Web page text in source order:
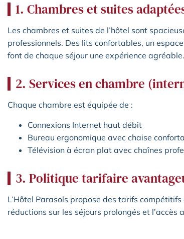
1. Chambres et suites
Les chambres et suites de l’hôtel sont
professionnels. Des lits confortables, un
font de chaque séjour une expérience agréable.
2. Services en chambre
Chaque chambre est équipée de :
Connexions Internet haut débit
Bureau ergonomique avec chaise
Télévision à écran plat avec chaînes
3. Politique tarifaire
L’Hôtel Parasols propose des tarifs
réductions sur les séjours prolongés et l’accès